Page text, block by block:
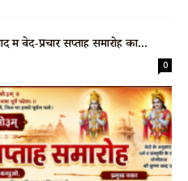
में वेद-प्रचार सप्ताह समारोह का...
0